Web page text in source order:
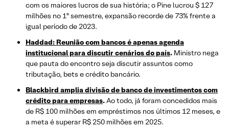
com os maiores lucros de sua história; o Pine lucrou $ 127
milhões no 1º semestre, expansão recorde de 73% frente a
igual período de 2023.
Haddad: Reunião com bancos é apenas agenda
institucional para discutir cenários do país. Ministro nega
que pauta do encontro seja discutir assuntos como
tributação, bets e crédito bancário.
Blackbird amplia divisão de banco de investimentos com
crédito para empresas.Ao todo, já foram concedidos mais
de R$ 100 milhões em empréstimos nos últimos 12 meses, e
a meta é superar R$ 250 milhões em 2025.